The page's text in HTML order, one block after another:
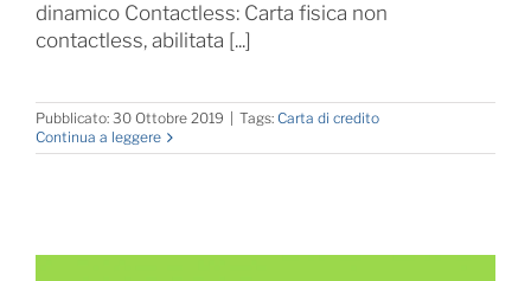
dinamico Contactless: Carta fisica non
contactless, abilitata [...]
Pubblicato: 30 Ottobre 2019 Tags: Carta di credito
Continua a leggere